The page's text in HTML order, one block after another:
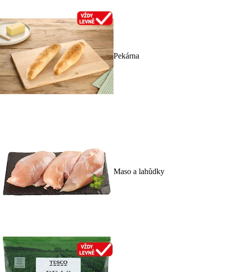
Pekárna
Maso a lahůdky